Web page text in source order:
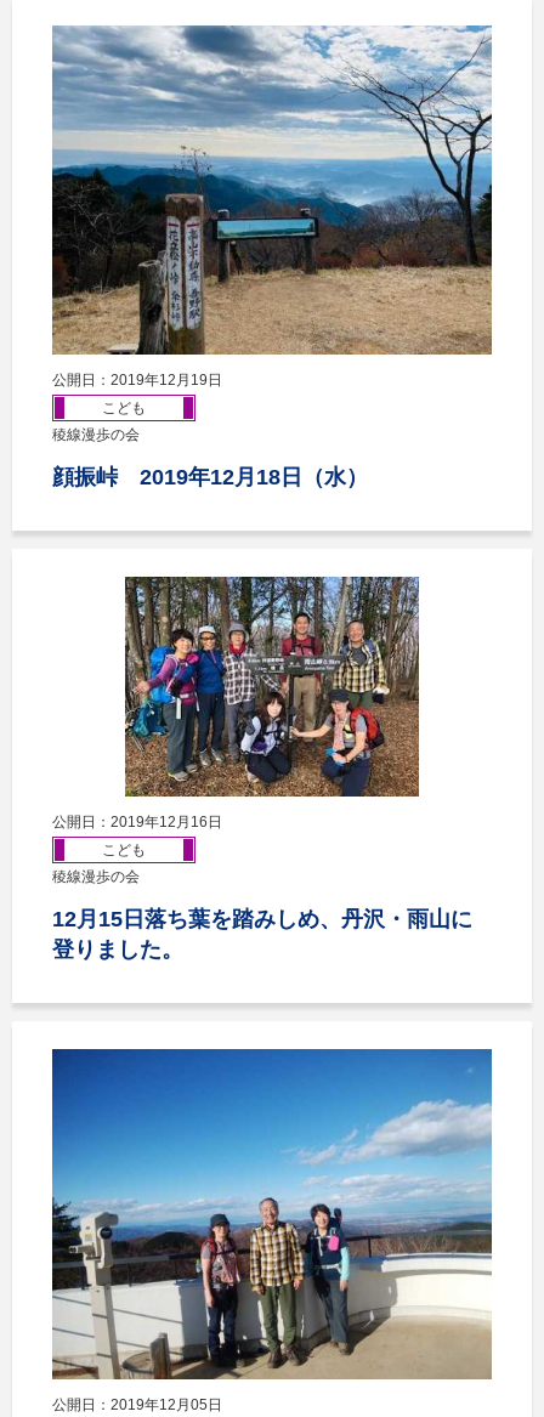
公開日：2019年12月19日
こども
稜線漫歩の会
顔振峠 2019年12月18日（水）
公開日：2019年12月16日
こども
稜線漫歩の会
12月15日落ち葉を踏みしめ、丹沢・雨山に
登りました。
公開日：2019年12月05日